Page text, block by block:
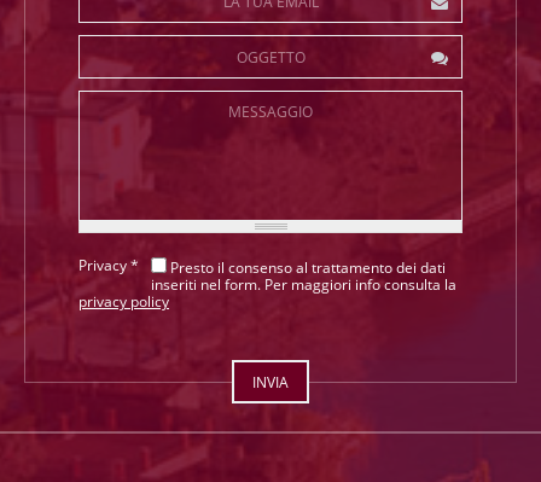
Oggetto
Messaggio
Privacy*
Presto il consenso al trattamento dei dati
inseriti nel form. Per maggiori info consulta la
privacy policy